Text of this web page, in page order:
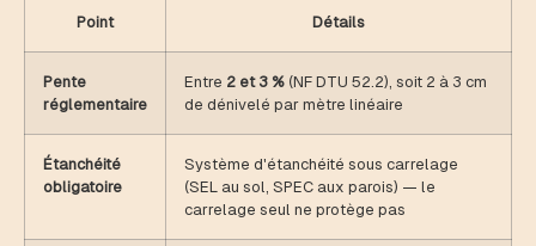
Point Détails
Pente
réglementaire
Entre 2 et 3 % (NF DTU 52.2), soit 2 à 3 cm
de dénivelé par mètre linéaire
Étanchéité
obligatoire
Système d'étanchéité sous carrelage
(SEL au sol, SPEC aux parois) — le
carrelage seul ne protège pas